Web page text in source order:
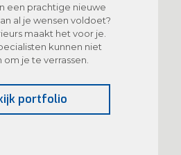
een prachtige nieuwe
al je wensen voldoet?
maakt het voor je.
kunnen niet
je te verrassen.
portfolio